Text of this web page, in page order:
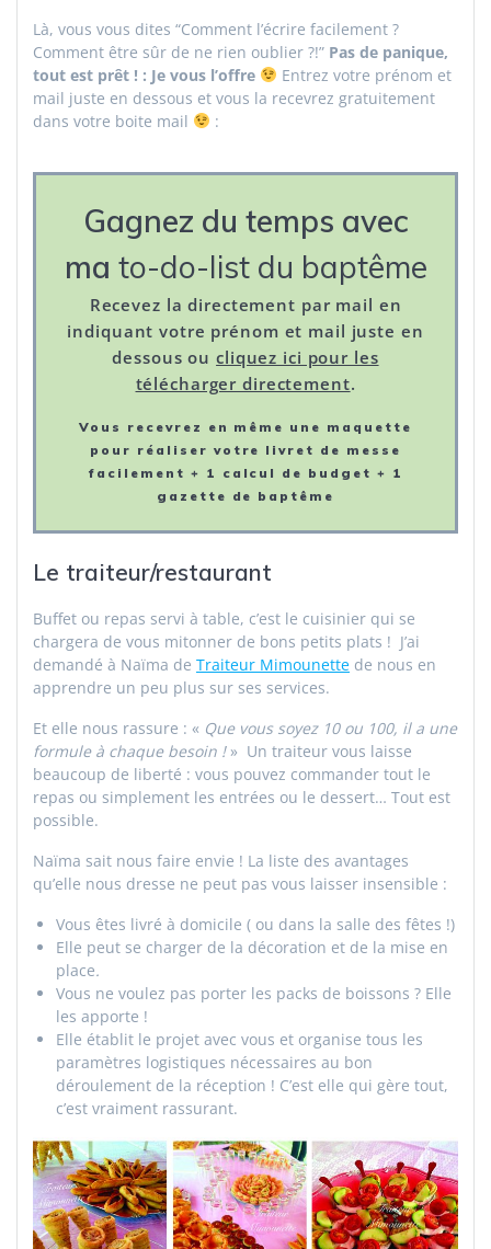
Là, vous vous dites “Comment l’écrire facilement ?
Comment être sûr de ne rien oublier ?!” Pas de panique,
tout est prêt ! : Je vous l’offre
Entrez votre prénom et
mail juste en dessous et vous la recevrez gratuitement
dans votre boite mail
:
Gagnez du temps avec
ma to-do-list du baptême
Recevez la directement par mail en
indiquant votre prénom et mail juste en
dessous oucliquez ici pour les
télécharger directement.
Vous recevrez en même une maquette
pour réaliser votre livret de messe
facilement + 1 calcul de budget + 1
gazette de baptême
Le traiteur/restaurant
Buffet ou repas servi à table, c’est le cuisinier qui se
chargera de vous mitonner de bons petits plats ! J’ai
demandé à Naïma de Traiteur Mimounette de nous en
apprendre un peu plus sur ses services.
Et elle nous rassure : « Que vous soyez 10 ou 100, il a une
formule à chaque besoin !» Un traiteur vous laisse
beaucoup de liberté : vous pouvez commander tout le
repas ou simplement les entrées ou le dessert… Tout est
possible.
Naïma sait nous faire envie ! La liste des avantages
qu’elle nous dresse ne peut pas vous laisser insensible :
Vous êtes livré à domicile ( ou dans la salle des fêtes !)
Elle peut se charger de la décoration et de la mise en
place.
Vous ne voulez pas porter les packs de boissons ? Elle
les apporte !
Elle établit le projet avec vous et organise tous les
paramètres logistiques nécessaires au bon
déroulement de la réception ! C’est elle qui gère tout,
c’est vraiment rassurant.